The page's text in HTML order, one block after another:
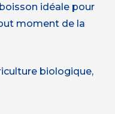
idéale pour
moment de la
biologique,